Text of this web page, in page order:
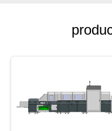
CONTACTO